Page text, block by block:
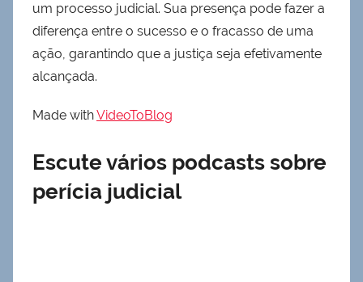
um processo judicial. Sua presença pode fazer a
diferença entre o sucesso e o fracasso de uma
ação, garantindo que a justiça seja efetivamente
alcançada.
Made withVideoToBlog
Escute vários podcasts sobre
perícia judicial